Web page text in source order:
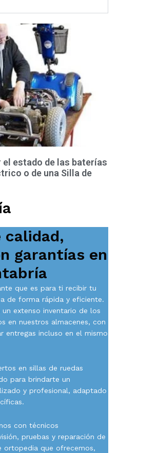
el estado de las baterías
o de una Silla de
calidad,
garantías en
que es para ti recibir tu
de forma rápida y eficiente.
extenso inventario de los
en nuestros almacenes, con
entregas incluso en el mismo
en sillas de ruedas
para brindarte un
y profesional, adaptado
con técnicos
pruebas y reparación de
que ofrecemos,